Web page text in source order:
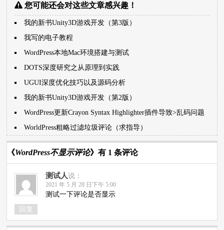
您可能还会对这些文章感兴趣！
我的新书Unity3D游戏开发（第3版）
我写的电子教程
WordPress本地Mac环境搭建与测试
DOTS深度研究之从原理到实践
UGUI深度优化技巧以及源码分析
我的新书Unity3D游戏开发（第2版）
WordPress更新Crayon Syntax Highlighter插件导致>乱码问题
WorldPress粗略过滤垃圾评论（求指导）
《WordPress不显示评论》有 1 条评论
测试人说：
2021 年 5 月 28 日下午 5:00
测试一下评论是否显示
回复